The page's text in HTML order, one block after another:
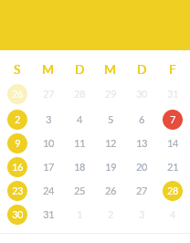
S M D M D F
26 27 28 29 30 31
2 3 4 5 6 7
9 10 11 12 13 14
16 17 18 19 20 21
23 24 25 26 27 28
30 31 1 2 3 4